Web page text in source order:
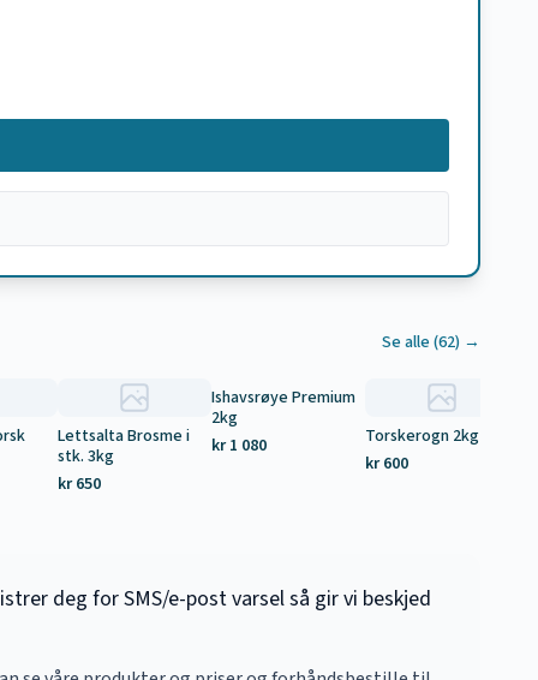
Se alle (62) →
Lettsalta Brosme i
stk. 3kg
kr 650
Ishavsrøye Premium
2kg
kr 1 080
Torskerogn 2kg
kr 600
deg for SMS/e-post varsel så gir vi beskjed